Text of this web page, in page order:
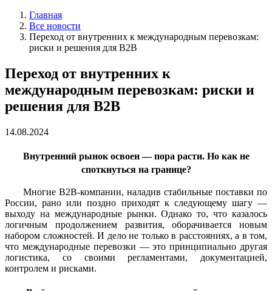
Главная
Все новости
Переход от внутренних к международным перевозкам:
риски и решения для B2B
Переход от внутренних к
международным перевозкам: риски и
решения для B2B
14.08.2024
Внутренний рынок освоен — пора расти. Но как не
споткнуться на границе?
Многие B2B-компании, наладив стабильные поставки по
России, рано или поздно приходят к следующему шагу —
выходу на международные рынки. Однако то, что казалось
логичным продолжением развития, оборачивается новым
набором сложностей. И дело не только в расстояниях, а в том,
что международные перевозки — это принципиально другая
логистика, со своими регламентами, документацией,
контролем и рисками.